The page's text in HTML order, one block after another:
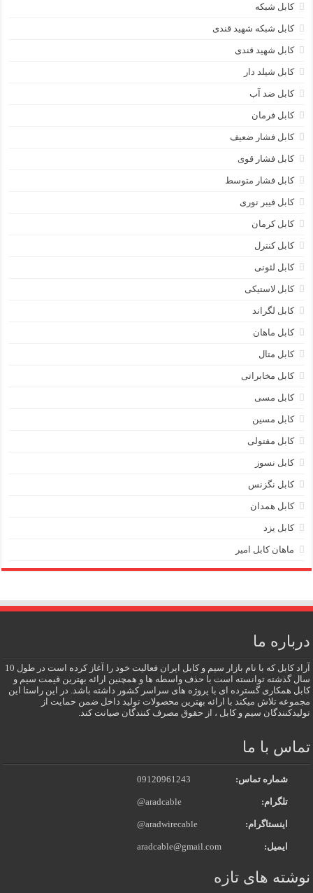
کابل شبکه
کابل شبکه شهید قندی
کابل شهید قندی
کابل شیلد دار
کابل ضد آب
کابل فرمان
کابل فشار ضعیف
کابل فشار قوی
کابل فشار متوسط
کابل فیبر نوری
کابل کرمان
کابل کنترل
کابل لئونی
کابل لاستیکی
کابل لگراند
کابل ماهان
کابل متال
کابل مخابراتی
کابل مسی
کابل مسین
کابل مفتولی
کابل نسوز
کابل نگزنس
کابل همدان
کابل یزد
ماهان کابل امیر
درباره ما
آراد کابل که با نام بازار سیم و کابل ایران فعالیت خود را آغاز کرده است در طول 10
سال گذشته توانسته است با حذف واسطه ها و همچنین ارائه بهترین قیمت سیم و
کابل همکاری گسترده ای با پروژه های سراسر کشور داشته باشد. در این راستا این
مجموعه تلاش میکند با ارائه بهترین محصولات تولید داخل ضمن حمایت از
تولیدکنندگان سیم و کابل ، از حقوق مصرف کنندگان صیانت کند.
تماس با ما
شماره تماس: 09120961243
تلگرام: @aradcable
اینستاگرام: @aradwirecable
ایمیل: aradcable@gmail.com
نوشته های تازه